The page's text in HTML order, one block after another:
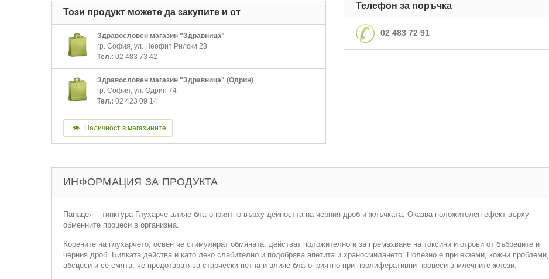
Този продукт можете да закупите и от
Здравословен магазин "Здравница"
гр. София, ул. Неофит Рилски 23
Тел.: 02 483 73 42
Здравословен магазин "Здравница" (Одрин)
гр. София, ул. Одрин 74
Тел.: 02 423 09 14
Наличност в магазините
Телефон за поръчка
02 483 72 91
ИНФОРМАЦИЯ ЗА ПРОДУКТА
Панацея – тинктура Глухарче влияе благоприятно върху дейността на черния дроб и жлъчката. Оказва положителен ефект върху
обменните процеси в организма.
Корените на глухарчето, освен че стимулират обмяната, действат положително и за премахване на токсини и отрови от бъбреците и
черния дроб. Билката действа и като леко слабително и подобрява апетита и храносмилането. Полезно е при екземи, кожни проблеми,
абсцеси и се смята, че предотвратява старчески петна и влияе благоприятно при пролиферативни процеси в млечните жлези.